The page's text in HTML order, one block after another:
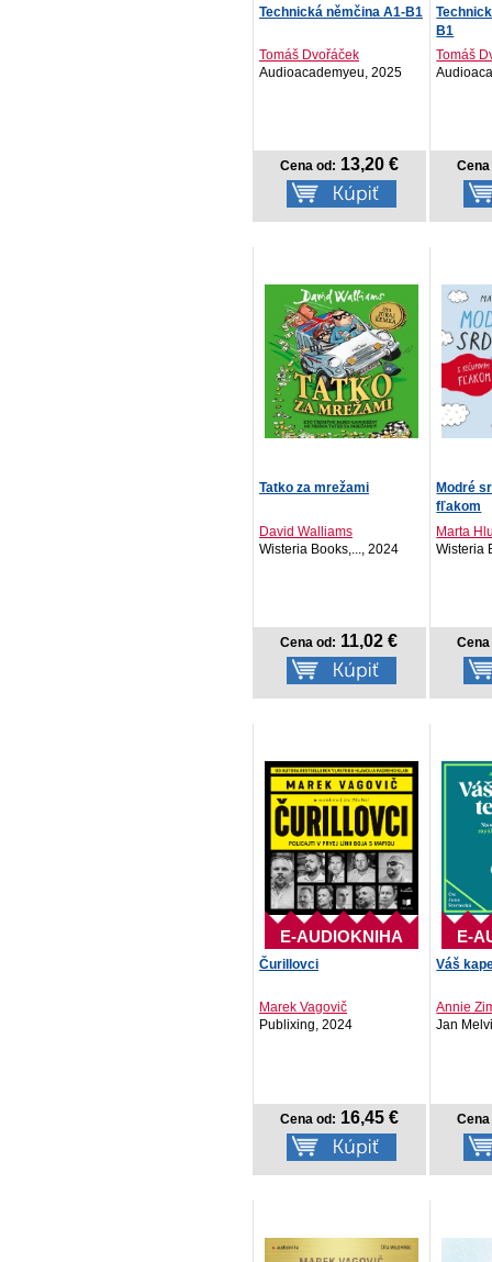
Technická němčina A1-B1
Tomáš Dvořáček
Audioacademyeu, 2025
Cena od: 13,20 €
B1
Tomáš
Tatko za mrežami
David Walliams
Wisteria Books,..., 2024
Cena od: 11,02 €
Modré
fľakom
Marta
Wisteria
E-AUDIOKNIHA
Čurillovci
Marek Vagovič
Publixing, 2024
Cena od: 16,45 €
E-
Váš
Annie
Jan